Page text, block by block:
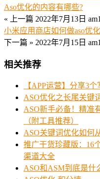
Aso优化的内容有哪些?
« 上一篇 2022年7月13日
小米应用商店如何做aso优
下一篇 » 2022年7月15日
相关推荐
【APP运营】分享3
ASO优化之长尾关键
ASO新手必备！精准
（附工具推荐）
ASO关键词优化如何
推广干货珍藏版：16
渠道大全
ASO和ASM到底是什